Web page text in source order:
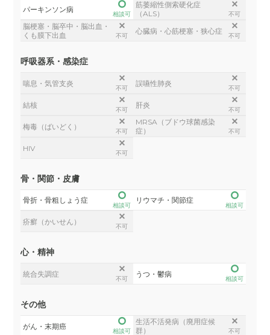
パーキンソン病
相談可
筋萎縮性側索硬化症
（ALS）
不可
脳梗塞・脳卒中・脳出血・
くも膜下出血
不可
心臓病・心筋梗塞・狭心症
不可
呼吸器系・感染症
喘息・気管支炎
不可
誤嚥性肺炎
不可
結核
不可
肝炎
不可
梅毒（ばいどく）
不可
MRSA（ブドウ球菌感染
症）
不可
HIV
不可
骨・関節・皮膚
骨折・骨粗しょう症
相談可
リウマチ・関節症
相談可
疥癬（かいせん）
不可
心・精神
統合失調症
不可
うつ・鬱病
相談可
その他
がん・末期癌
相談可
生活不活発病（廃用症候
群）
不可